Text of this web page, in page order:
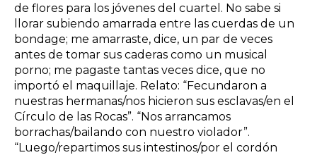
de flores para los jóvenes del cuartel. No sabe si
llorar subiendo amarrada entre las cuerdas de un
bondage; me amarraste, dice, un par de veces
antes de tomar sus caderas como un musical
porno; me pagaste tantas veces dice, que no
importó el maquillaje. Relato: “Fecundaron a
nuestras hermanas/nos hicieron sus esclavas/en el
Círculo de las Rocas”. “Nos arrancamos
borrachas/bailando con nuestro violador”.
“Luego/repartimos sus intestinos/por el cordón